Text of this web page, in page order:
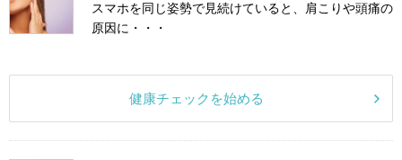
スマホを同じ姿勢で見続けていると、肩こりや頭痛の
原因に・・・
健康チェックを始める